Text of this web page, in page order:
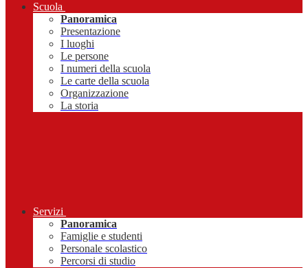
Scuola
Panoramica
Presentazione
I luoghi
Le persone
I numeri della scuola
Le carte della scuola
Organizzazione
La storia
Servizi
Panoramica
Famiglie e studenti
Personale scolastico
Percorsi di studio